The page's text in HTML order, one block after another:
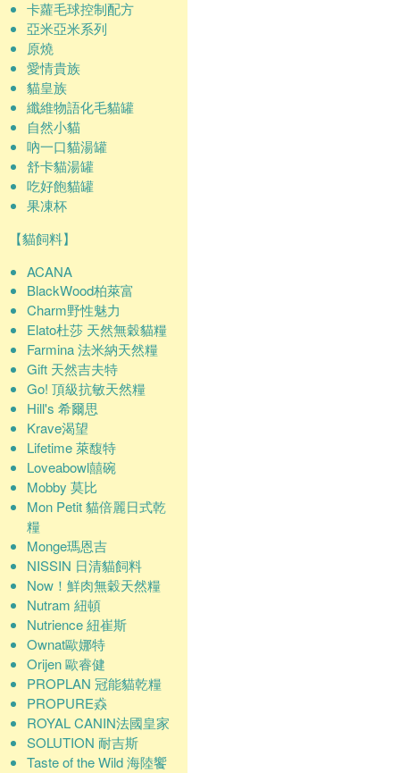
卡蘿毛球控制配方
亞米亞米系列
原燒
愛情貴族
貓皇族
纖維物語化毛貓罐
自然小貓
吶一口貓湯罐
舒卡貓湯罐
吃好飽貓罐
果凍杯
【貓飼料】
ACANA
BlackWood柏萊富
Charm野性魅力
Elato杜莎 天然無穀貓糧
Farmina 法米納天然糧
Gift 天然吉夫特
Go! 頂級抗敏天然糧
Hill's 希爾思
Krave渴望
Lifetime 萊馥特
Loveabowl囍碗
Mobby 莫比
Mon Petit 貓倍麗日式乾
糧
Monge瑪恩吉
NISSIN 日清貓飼料
Now！鮮肉無穀天然糧
Nutram 紐頓
Nutrience 紐崔斯
Ownat歐娜特
Orijen 歐睿健
PROPLAN 冠能貓乾糧
PROPURE猋
ROYAL CANIN法國皇家
SOLUTION 耐吉斯
Taste of the Wild 海陸饗